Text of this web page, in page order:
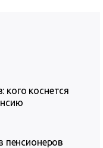
кого коснется
пенсионеров